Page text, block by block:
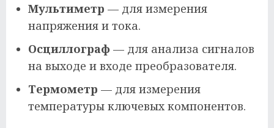
Мультиметр — для измерения
напряжения и тока.
Осциллограф — для анализа сигналов
на выходе и входе преобразователя.
Термометр — для измерения
температуры ключевых компонентов.